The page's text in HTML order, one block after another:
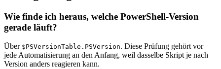
Wie finde ich heraus, welche PowerShell-Version
gerade läuft?
Über $PSVersionTable.PSVersion. Diese Prüfung gehört vor
jede Automatisierung an den Anfang, weil dasselbe Skript je nach
Version anders reagieren kann.